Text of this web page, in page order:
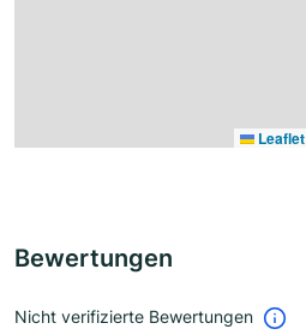
Leaflet
Bewertungen
Nicht verifizierte Bewertungen